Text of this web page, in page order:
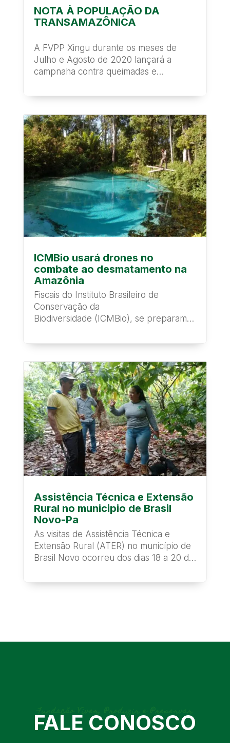
NOTA À POPULAÇÃO DA
TRANSAMAZÔNICA
A FVPP Xingu durante os meses de
Julho e Agosto de 2020 lançará a
campnaha contra queimadas e
ICMBio usará drones no
combate ao desmatamento na
Amazônia
Fiscais do Instituto Brasileiro de
Conservação da
Biodiversidade (ICMBio), se preparam
Assistência Técnica e Extensão
Rural no municipio de Brasil
Novo-Pa
As visitas de Assistência Técnica e
Extensão Rural (ATER) no município de
Brasil Novo ocorreu dos dias 18 a 20 de
Fundação Viver, Produzir e Preservar
FALE CONOSCO